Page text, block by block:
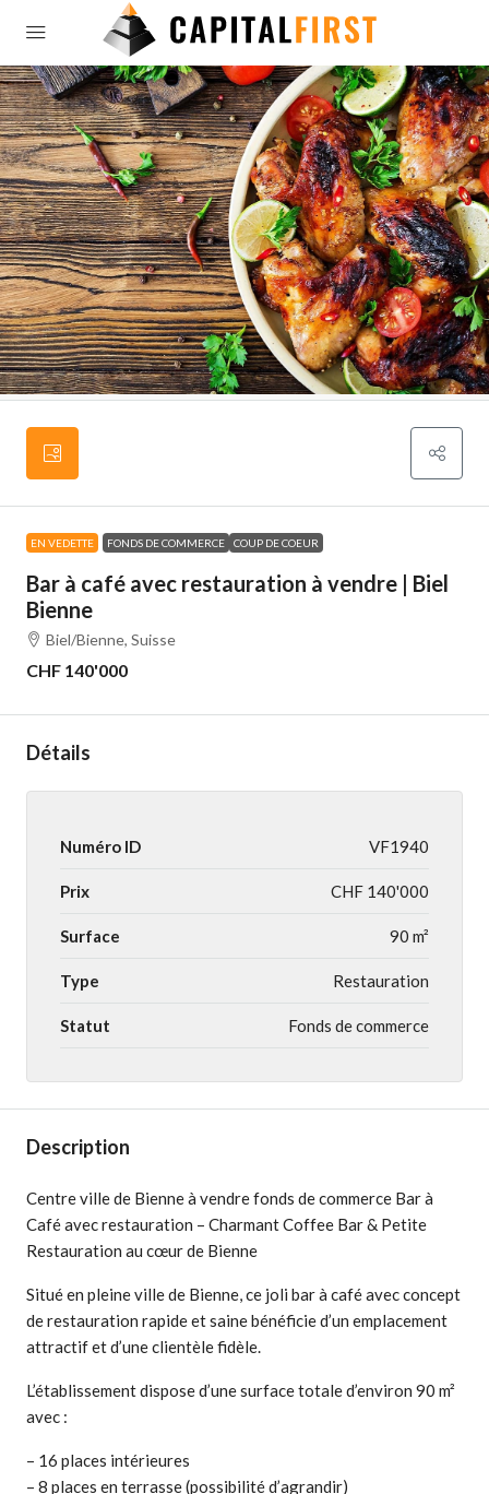
EN VEDETTE FONDS DE COMMERCE COUP DE COEUR
Bar à café avec restauration à vendre | Biel
Bienne
Biel/Bienne, Suisse
CHF 140'000
Détails
Numéro ID VF1940
Prix CHF 140'000
Surface 90 m²
Type Restauration
Statut Fonds de commerce
Description
Centre ville de Bienne à vendre fonds de commerce Bar à
Café avec restauration – Charmant Coffee Bar & Petite
Restauration au cœur de Bienne
Situé en pleine ville de Bienne, ce joli bar à café avec concept
de restauration rapide et saine bénéficie d’un emplacement
attractif et d’une clientèle fidèle.
L’établissement dispose d’une surface totale d’environ 90 m²
avec :
– 16 places intérieures
– 8 places en terrasse (possibilité d’agrandir)